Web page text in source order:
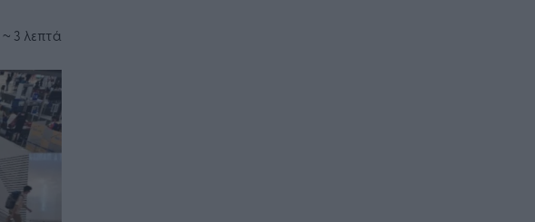
~ 3 λεπτά